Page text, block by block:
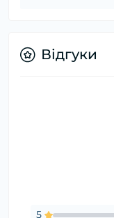
Відгуки
5